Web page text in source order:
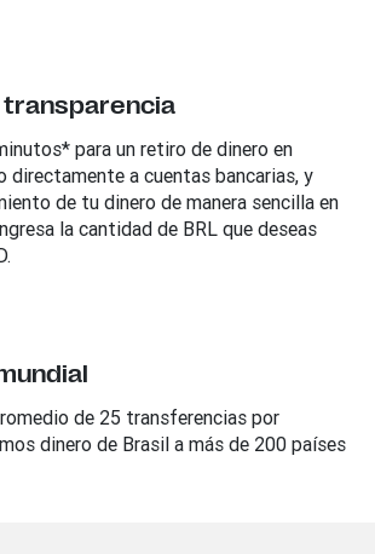
transparencia
para un retiro de dinero en
a cuentas bancarias, y
de tu dinero de manera sencilla en
la cantidad de BRL que deseas
de 25 transferencias por
dinero de Brasil a más de 200 países